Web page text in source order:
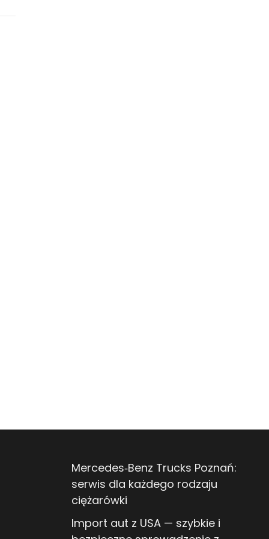
Mercedes‑Benz Trucks Poznań:
serwis dla każdego rodzaju
ciężarówki
Import aut z USA — szybkie i